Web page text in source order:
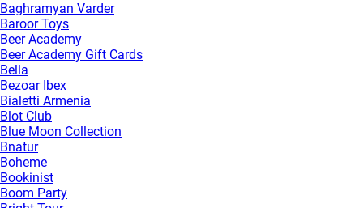
Baghramyan Varder
Baroor Toys
Beer Academy
Beer Academy Gift Cards
Bella
Bezoar Ibex
Bialetti Armenia
Blot Club
Blue Moon Collection
Bnatur
Boheme
Bookinist
Boom Party